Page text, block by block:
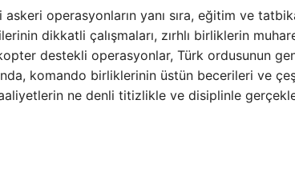
operasyonların yanı sıra, eğitim ve
dikkatli çalışmaları, zırhlı birliklerin
destekli operasyonlar, Türk ordusunun
komando birliklerinin üstün becerileri ve
ne denli titizlikle ve disiplinle